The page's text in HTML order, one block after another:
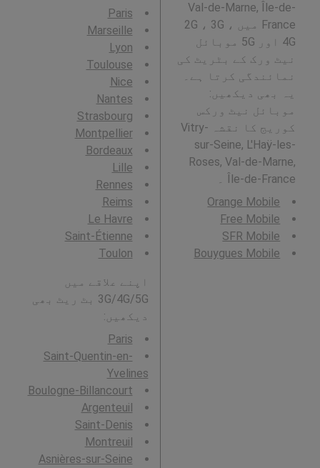
Val-de-Marne, Île-de-
France میں 2G ، 3G ،
4G اور 5G موبائل
نیٹ ورک کے بٹریٹ کی
نمائندگی کرتا ہے۔
یہ بھی دیکھیں:
موبائل نیٹ ورکس
کوریج کا نقشہ Vitry-
sur-Seine, L'Haÿ-les-
Roses, Val-de-Marne,
Île-de-France ۔
Orange Mobile
Free Mobile
SFR Mobile
Bouygues Mobile
Paris
Marseille
Lyon
Toulouse
Nice
Nantes
Strasbourg
Montpellier
Bordeaux
Lille
Rennes
Reims
Le Havre
Saint-Étienne
Toulon
اپنے علاقے میں
3G/4G/5G بٹ ریٹ بھی
دیکھیں:
Paris
Saint-Quentin-en-
Yvelines
Boulogne-Billancourt
Argenteuil
Saint-Denis
Montreuil
Asnières-sur-Seine